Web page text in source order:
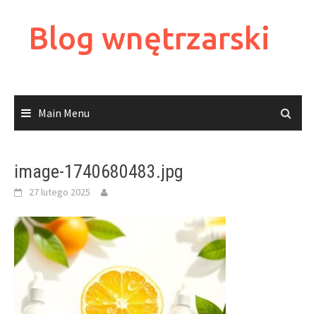
contentBlog wnętrzarski
Main Menu
image-1740680483.jpg
27 lutego 2025